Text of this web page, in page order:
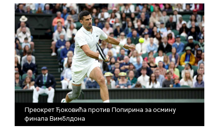
Преокрет Ђоковића против Попирина за осмину
финала Вимблдона